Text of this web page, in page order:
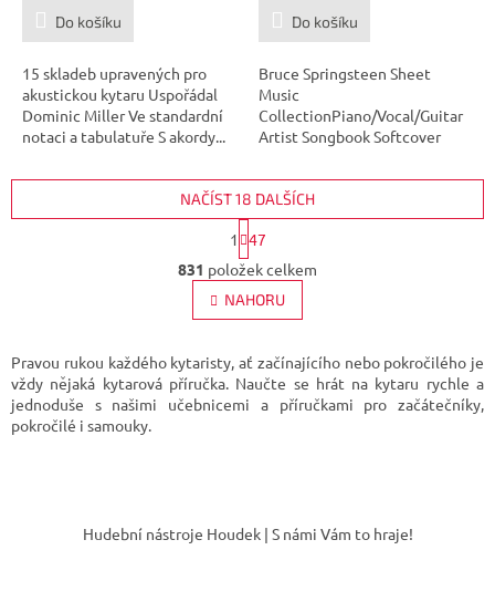
Do košíku
15 skladeb upravených pro
akustickou kytaru Uspořádal
Dominic Miller Ve standardní
notaci a tabulatuře S akordy...
Do košíku
Bruce Springsteen Sheet
Music
CollectionPiano/Vocal/Guitar
Artist Songbook Softcover
O
v
l
á
a
c
í
v
NAČÍST 18 DALŠÍCH
t
r
á
n
k
v
á
n
í
1
47
831 položek celkem
NAHORU
Pravou rukou každého kytaristy, ať začínajícího nebo pokročilého je
vždy nějaká kytarová příručka. Naučte se hrát na kytaru rychle a
jednoduše s našimi učebnicemi a příručkami pro začátečníky,
pokročilé i samouky.
Hudební nástroje Houdek | S námi Vám to hraje!